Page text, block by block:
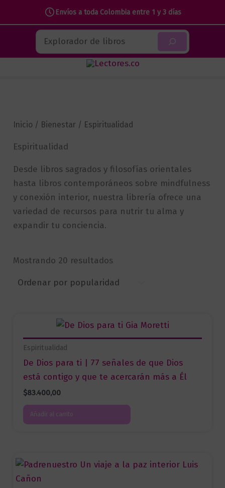
Envíos a toda Colombia entre 1 y 3 días
contenido
Buscar
Inicio / Bienestar / Espiritualidad
Espiritualidad
Desde libros sagrados y filosofías orientales
hasta libros contemporáneos sobre mindfulness
y conexión interior, nuestra librería ofrece una
variedad de recursos para nutrir tu alma y
expandir tu conciencia.
Mostrando 20 resultadosSorted
popularity
Espiritualidad
De Dios para ti | 77 señales de que Dios
está contigo y que te acercarán más a Él
$83.400,00
Añadir al carrito